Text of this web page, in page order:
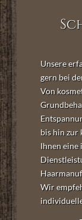
Unsere
gern bei
Von
bis hin zur
Ihnen
Wir